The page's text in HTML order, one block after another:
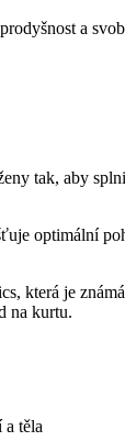
a
tak, aby
optimální
která je
na kurtu.
a těla